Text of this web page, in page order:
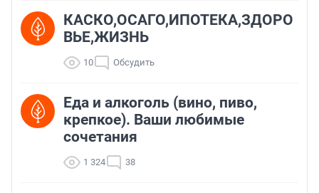
КАСКО,ОСАГО,ИПОТЕКА,ЗДОРО
ВЬЕ,ЖИЗНЬ
10 Обсудить
Еда и алкоголь (вино, пиво,
крепкое). Ваши любимые
сочетания
1 324 38